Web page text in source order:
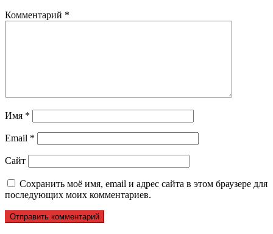
Комментарий *
Имя *
Email *
Сайт
Сохранить моё имя, email и адрес сайта в этом браузере для
последующих моих комментариев.